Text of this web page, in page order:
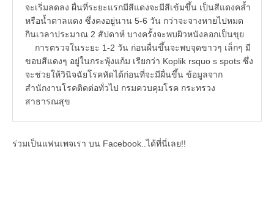
จะเริ่มลดลง ผื่นที่ระยะแรกมีสีแดงจะมีสีเข้มขึ้น เป็นสีแดงคล้ำ
หรือน้ำตาลแดง ซึ่งคงอยู่นาน 5-6 วัน กว่าจะจางหายไปหมด
กินเวลาประมาณ 2 สัปดาห์ บางครั้งจะพบผิวหนังลอกเป็นขุย
การตรวจในระยะ 1-2 วัน ก่อนผื่นขึ้นจะพบจุดขาวๆ เล็กๆ มี
ขอบสีแดงๆ อยู่ในกระพุ้งแก้ม เรียกว่า Koplik rsquo s spots ซึ่ง
จะช่วยให้วินิจฉัยโรคหัดได้ก่อนที่จะมีผื่นขึ้น ข้อมูลจาก
สำนักงานโรคติดต่อทั่วไป กรมควบคุมโรค กระทรวง
สาธารณสุข
ร่วมเป็นแฟนเพจเรา บน Facebook..ได้ที่นี่เลย!!